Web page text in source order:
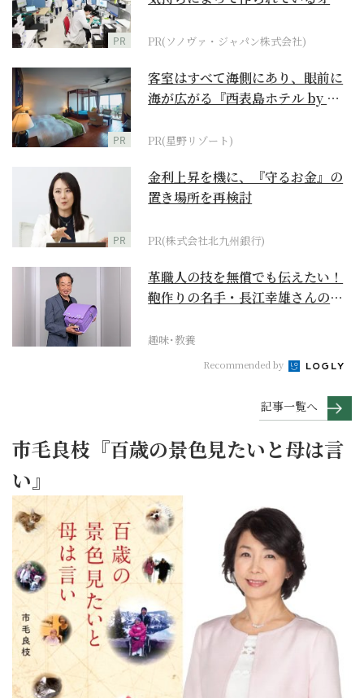
PR PR(ソノヴァ・ジャパン株式会社)
PR
客室はすべて海側にあり、眼前に
海が広がる『西表島ホテル by 星
PR(星野リゾート)
PR
金利上昇を機に、『守るお金』の
置き場所を再検討
PR(株式会社北九州銀行)
革職人の技を無償でも伝えたい！
鞄作りの名手・長江幸雄さんの第
趣味･教養
Recommended by
記事一覧へ
市毛良枝『百歳の景色見たいと母は言
い』